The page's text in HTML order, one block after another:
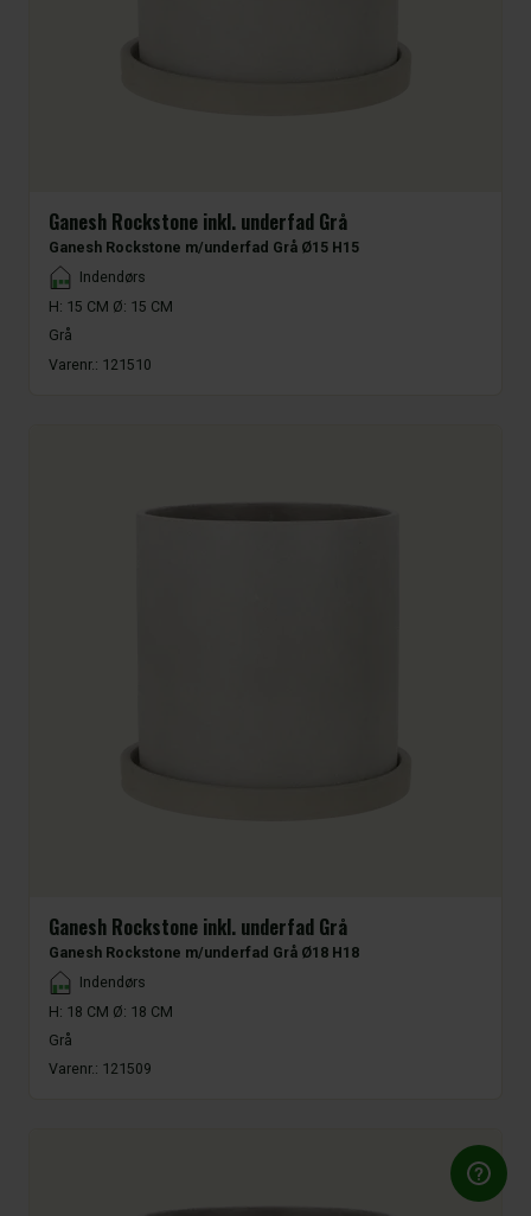
Ganesh Rockstone inkl. underfad Grå
Ganesh Rockstone m/underfad Grå Ø15 H15
Placement
Indendørs
H: 15 CM Ø: 15 CM
Grå
Varenr.: 121510
Ganesh Rockstone inkl. underfad Grå
Ganesh Rockstone m/underfad Grå Ø18 H18
Placement
Indendørs
H: 18 CM Ø: 18 CM
Grå
Varenr.: 121509